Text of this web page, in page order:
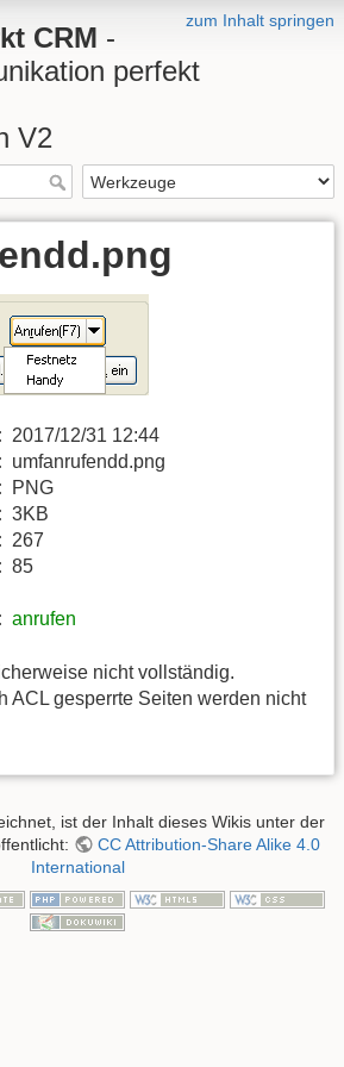
zum Inhalt springen
CRM -
perfekt
V2
2017/12/31 12:44
umfanrufendd.png
PNG
3KB
267
85
anrufen
nicht vollständig.
ACL gesperrte Seiten werden nicht
ist der Inhalt dieses Wikis unter der
CC Attribution-Share Alike 4.0
International